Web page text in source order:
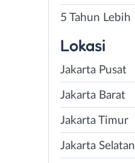
5 Tahun Lebih
Lokasi
Jakarta Pusat
Jakarta Barat
Jakarta Timur
Jakarta Selatan